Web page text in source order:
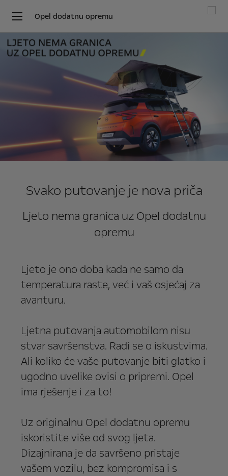
Opel dodatnu opremu
Svako putovanje je nova priča
Ljeto nema granica uz Opel dodatnu
opremu
Ljeto je ono doba kada ne samo da
temperatura raste, već i vaš osjećaj za
avanturu.
Ljetna putovanja automobilom nisu
stvar savršenstva. Radi se o iskustvima.
Ali koliko će vaše putovanje biti glatko i
ugodno uvelike ovisi o pripremi. Opel
ima rješenje i za to!
Uz originalnu Opel dodatnu opremu
iskoristite više od svog ljeta.
Dizajnirana je da savršeno pristaje
vašem vozilu, bez kompromisa i s